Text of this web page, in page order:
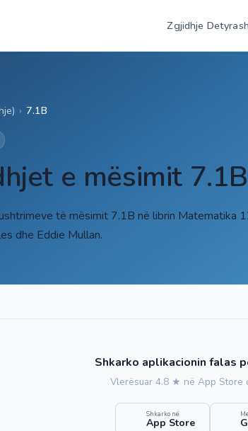
Zgjidhje Detyrash
› 7.1B
e mësimit 7.1B
të mësimit 7.1B në librin Matematika
dhe Eddie Mullan.
Shkarko aplikacionin falas
Vlerësuar 4.8 ★ në App Store
Shkarko në
App Store